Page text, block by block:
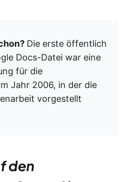
Die erste öffentlich
Docs-Datei war eine
für die
Jahr 2006, in der die
vorgestellt
den